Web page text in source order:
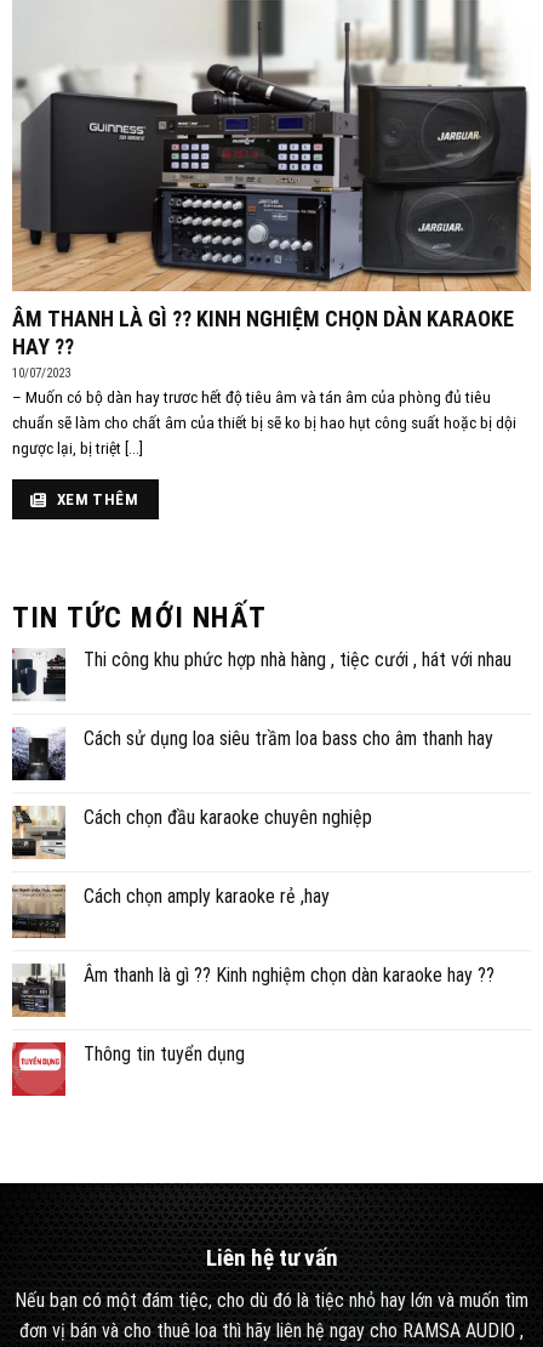
ÂM THANH LÀ GÌ ?? KINH NGHIỆM CHỌN DÀN KARAOKE
HAY ??
10/07/2023
– Muốn có bộ dàn hay trươc hết độ tiêu âm và tán âm của phòng đủ tiêu
chuẩn sẽ làm cho chất âm của thiết bị sẽ ko bị hao hụt công suất hoặc bị dội
ngược lại, bị triệt [...]
XEM THÊM
TIN TỨC MỚI NHẤT
Thi công khu phức hợp nhà hàng , tiệc cưới , hát với nhau
Cách sử dụng loa siêu trầm loa bass cho âm thanh hay
Cách chọn đầu karaoke chuyên nghiệp
Cách chọn amply karaoke rẻ ,hay
Âm thanh là gì ?? Kinh nghiệm chọn dàn karaoke hay ??
Thông tin tuyển dụng
Liên hệ tư vấn
Nếu bạn có một đám tiệc, cho dù đó là tiệc nhỏ hay lớn và muốn tìm
đơn vị bán và cho thuê loa thì hãy liên hệ ngay cho RAMSA AUDIO ,